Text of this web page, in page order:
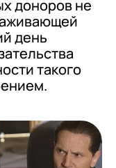
доноров не
день
такого